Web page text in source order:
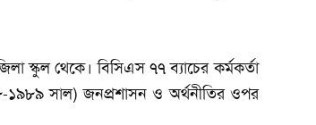
স্কুল থেকে। বিসিএস ৭৭ ব্যাচের কর্মকর্তা
১৯৮৯ সাল) জনপ্রশাসন ও অর্থনীতির ওপর